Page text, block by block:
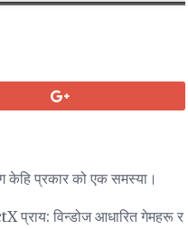
प्रकार को एक समस्या।
प्राय: विन्डोज आधारित गेमहरू र